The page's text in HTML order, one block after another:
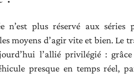
n’est plus réservé aux séries
moyens d’agir vite et bien. Le
l’allié privilégié :
presque en temps réel,